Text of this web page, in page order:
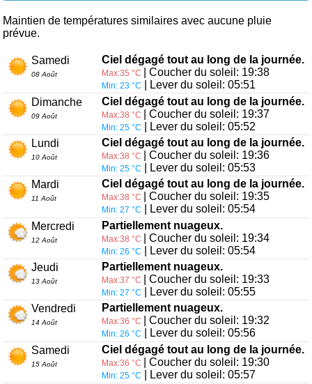
Maintien de températures similaires avec aucune pluie
prévue.
Samedi
08 Août
Ciel dégagé tout au long de la journée.
Max:35 °C | Coucher du soleil: 19:38
Min: 23 °C
| Lever du soleil: 05:51
Dimanche
09 Août
Ciel dégagé tout au long de la journée.
Max:38 °C | Coucher du soleil: 19:37
Min: 25 °C
| Lever du soleil: 05:52
Lundi
10 Août
Ciel dégagé tout au long de la journée.
Max:38 °C | Coucher du soleil: 19:36
Min: 25 °C
| Lever du soleil: 05:53
Mardi
11 Août
Ciel dégagé tout au long de la journée.
Max:38 °C | Coucher du soleil: 19:35
Min: 27 °C
| Lever du soleil: 05:54
Mercredi
12 Août
Partiellement nuageux.
Max:38 °C | Coucher du soleil: 19:34
Min: 26 °C
| Lever du soleil: 05:54
Jeudi
13 Août
Partiellement nuageux.
Max:37 °C | Coucher du soleil: 19:33
Min: 27 °C
| Lever du soleil: 05:55
Vendredi
14 Août
Partiellement nuageux.
Max:36 °C | Coucher du soleil: 19:32
Min: 26 °C
| Lever du soleil: 05:56
Samedi
15 Août
Ciel dégagé tout au long de la journée.
Max:36 °C | Coucher du soleil: 19:30
Min: 25 °C
| Lever du soleil: 05:57